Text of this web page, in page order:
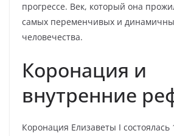
прогрессе. Век, который она
самых переменчивых и
человечества.
Коронация и
внутренние
Коронация Елизаветы I состоялась